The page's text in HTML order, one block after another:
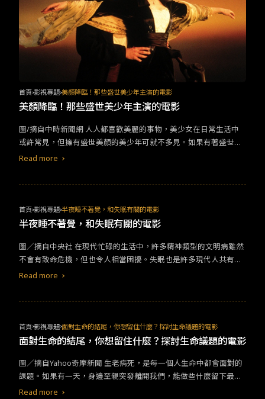
首頁 影視專題 美顏降臨！那些盛世美少年主演的電影
美顏降臨！那些盛世美少年主演的電影
圖/摘自中時新聞網 人人都喜歡美麗的事物，美少女在日常生活中
或許常見，但擁有盛世美顏的美少年可就不多見。如果有著盛世美
顏加上絕佳演技，真的可以成為票房保證。
Read more
首頁 影視專題 半夜睡不著覺，和失眠有關的電影
半夜睡不著覺，和失眠有關的電影
圖／摘自中央社 在現代忙碌的生活中，許多精神類型的文明病雖然
不會有致命危機，但也令人相當困擾。失眠也是許多現代人共有的
病症之一，每當夜晚來臨，讓人輾轉難眠，其實真的很痛苦呢！
Read more
首頁 影視專題 面對生命的結尾，你想留住什麼？探討生命議題的電影
面對生命的結尾，你想留住什麼？探討生命議題的電影
圖／摘自Yahoo奇摩新聞 生老病死，是每一個人生命中都會面對的
課題。如果有一天，身邊至親突發離開我們，能做些什麼留下最好
好的回憶？或者是知道自己生命即將進入倒數，你有想過在有限時
Read more